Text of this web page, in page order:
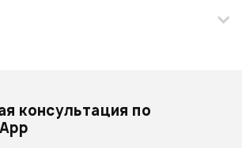
купленного товара и получите
дешевле
консультация по